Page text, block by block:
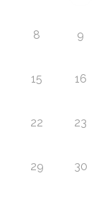
8 9
15 16
22 23
29 30